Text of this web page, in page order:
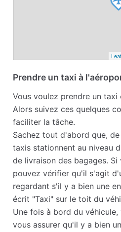
Prendre un taxi à
Vous voulez prendre un
Alors suivez ces quelques
faciliter la tâche.
Sachez tout d'abord que,
taxis stationnent au niveau
de livraison des bagages.
pouvez vérifier qu'il s'agit
regardant s'il y a bien une
écrit "Taxi" sur le toit du
Une fois à bord du véhicule,
vous assurer qu'il y a bien